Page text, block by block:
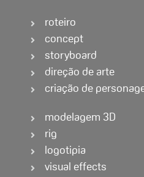
roteiro
concept
storyboard
direção de arte
criação de
modelagem 3D
rig
logotipia
visual effects